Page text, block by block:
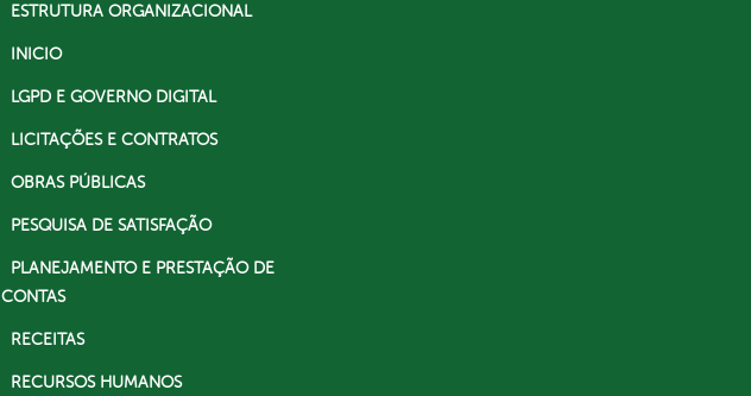
ESTRUTURA ORGANIZACIONAL
INICIO
LGPD E GOVERNO DIGITAL
LICITAÇÕES E CONTRATOS
OBRAS PÚBLICAS
PESQUISA DE SATISFAÇÃO
PLANEJAMENTO E PRESTAÇÃO DE
CONTAS
RECEITAS
RECURSOS HUMANOS